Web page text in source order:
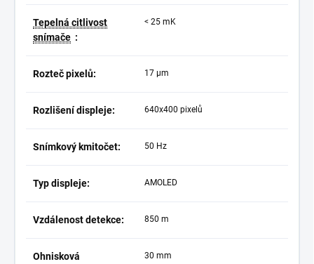
Tepelná citlivost
snímače :
< 25 mK
Rozteč pixelů: 17 µm
Rozlišení displeje: 640x400 pixelů
Snímkový kmitočet: 50 Hz
Typ displeje: AMOLED
Vzdálenost detekce: 850 m
Ohnisková
30 mm